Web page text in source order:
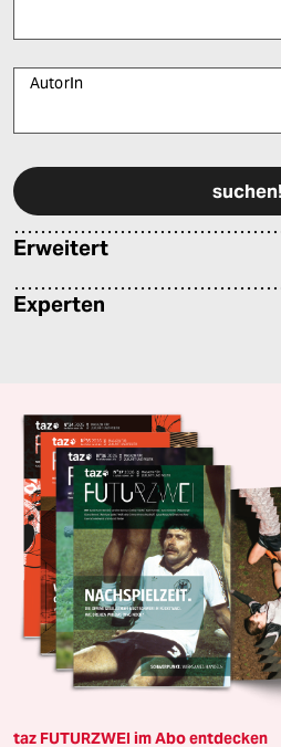
AutorIn
Erweitert
Experten
taz FUTURZWEI im Abo entdecken